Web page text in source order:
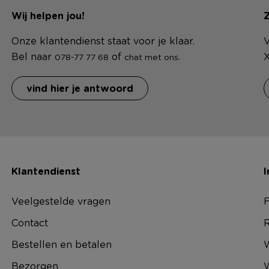
Wij helpen jou!
Onze klantendienst staat voor je klaar.
Bel naar 078-77 77 68 of chat met ons.
vind hier je antwoord
Klantendienst
Veelgestelde vragen
Contact
Bestellen en betalen
Bezorgen